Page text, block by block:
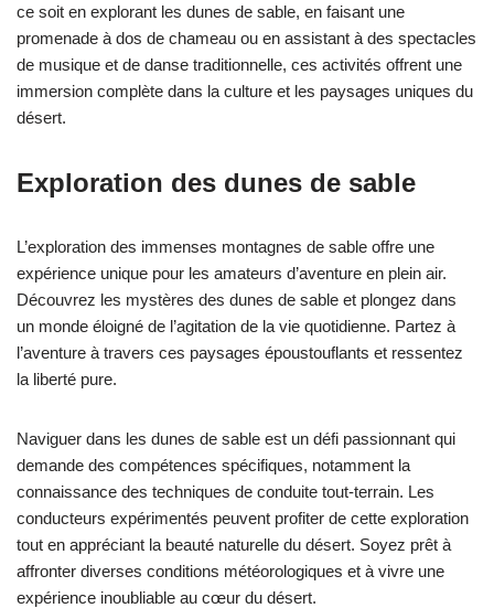
ce soit en explorant les dunes de sable, en faisant une
promenade à dos de chameau ou en assistant à des spectacles
de musique et de danse traditionnelle, ces activités offrent une
immersion complète dans la culture et les paysages uniques du
désert.
Exploration des dunes de sable
L’exploration des immenses montagnes de sable offre une
expérience unique pour les amateurs d’aventure en plein air.
Découvrez les mystères des dunes de sable et plongez dans
un monde éloigné de l’agitation de la vie quotidienne. Partez à
l’aventure à travers ces paysages époustouflants et ressentez
la liberté pure.
Naviguer dans les dunes de sable est un défi passionnant qui
demande des compétences spécifiques, notamment la
connaissance des techniques de conduite tout-terrain. Les
conducteurs expérimentés peuvent profiter de cette exploration
tout en appréciant la beauté naturelle du désert. Soyez prêt à
affronter diverses conditions météorologiques et à vivre une
expérience inoubliable au cœur du désert.